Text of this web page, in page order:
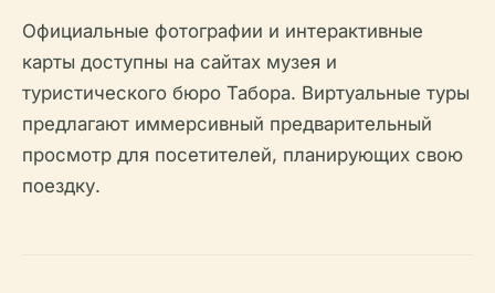
Официальные фотографии и интерактивные
карты доступны на сайтах музея и
туристического бюро Табора. Виртуальные туры
предлагают иммерсивный предварительный
просмотр для посетителей, планирующих свою
поездку.